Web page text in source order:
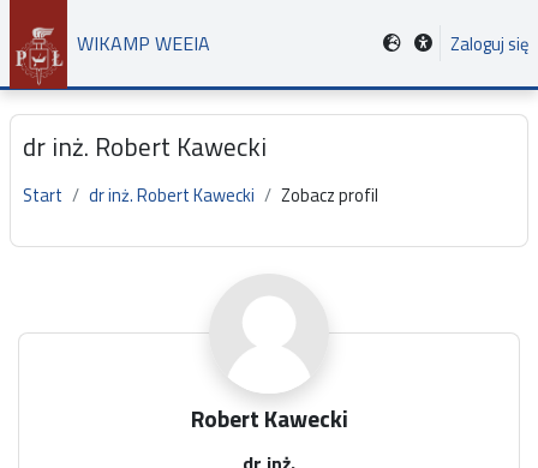
Przejdź do głównej zawartości
WIKAMP WEEIA Zaloguj się
dr inż. Robert Kawecki
Start dr inż. Robert Kawecki Zobacz profil
Robert Kawecki